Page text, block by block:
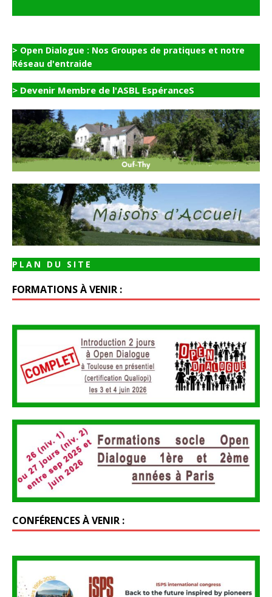
> Open Dialogue : Nos Groupes de pratiques et notre
Réseau d'entraide
> Devenir Membre de l'ASBL EspéranceS
PLAN DU SITE
FORMATIONS À VENIR :
CONFÉRENCES À VENIR :